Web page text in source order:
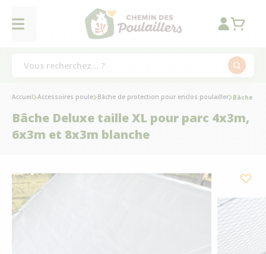
Accueil Accessoires poule Bâche de protection pour enclos poulailler Bâche
Bâche Deluxe taille XL pour parc 4x3m,
6x3m et 8x3m blanche